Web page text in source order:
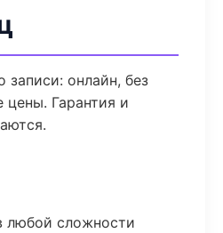
записи: онлайн, без
цены. Гарантия и
любой сложности